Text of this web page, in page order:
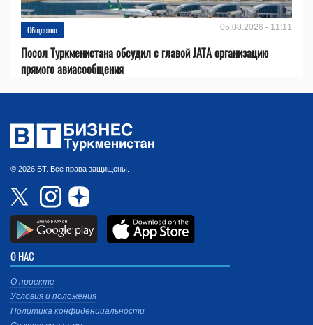
Общество 05.08.2026 - 11:11
Посол Туркменистана обсудил с главой JATA организацию
прямого авиасообщения
© 2026 БТ. Все права защищены.
О НАС
О проекте
Условия и положения
Политика конфиденциальности